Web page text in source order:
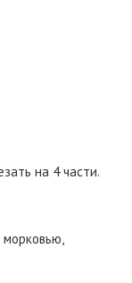
на 4 части.